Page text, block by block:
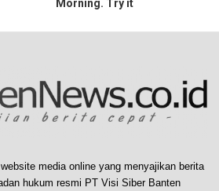
Morning. Try it
media online yang menyajikan berita
hukum resmi PT Visi Siber Banten